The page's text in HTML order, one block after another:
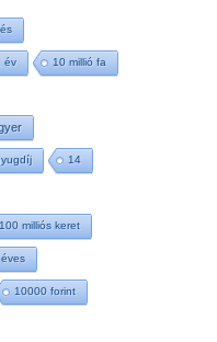
év 10 millió fa
14
100 milliós keret
10000 forint